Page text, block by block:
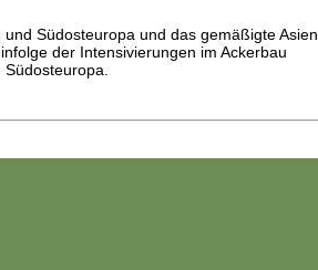
Südosteuropa und das gemäßigte Asien
der Intensivierungen im Ackerbau